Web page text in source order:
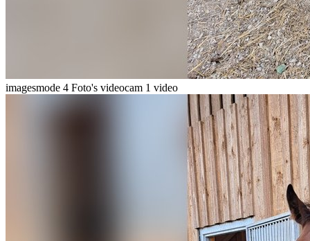
imagesmode 4 Foto's videocam 1 video